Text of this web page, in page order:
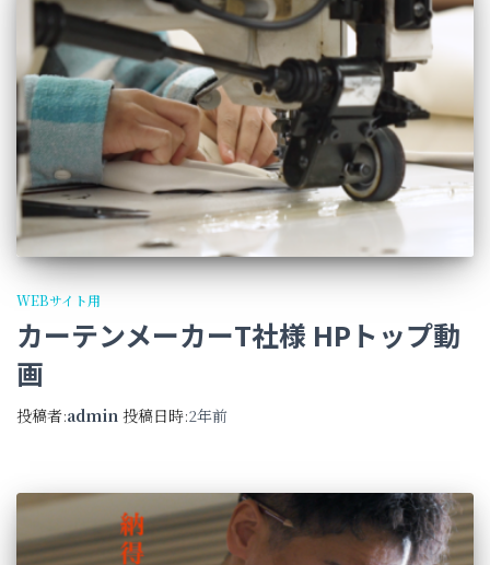
WEBサイト用
カーテンメーカーT社様 HPトップ動
画
投稿者:admin 投稿日時:2年前